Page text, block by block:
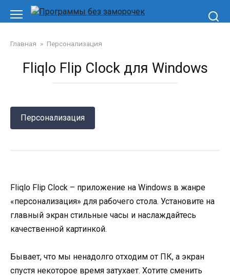
Перейти
Главная » Персонализация
Fliqlo Flip Clock для Windows
Персонализация
Fliqlo Flip Clock – приложение на Windows в жанре
«персонализация» для рабочего стола. Установите на
главный экран стильные часы и наслаждайтесь
качественной картинкой.
Бывает, что мы ненадолго отходим от ПК, а экран
спустя некоторое время затухает. Хотите сменить